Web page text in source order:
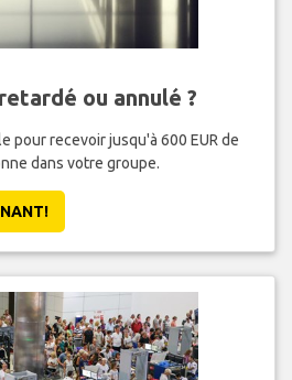
ou annulé ?
pour recevoir jusqu'à 600 EUR de
dans votre groupe.